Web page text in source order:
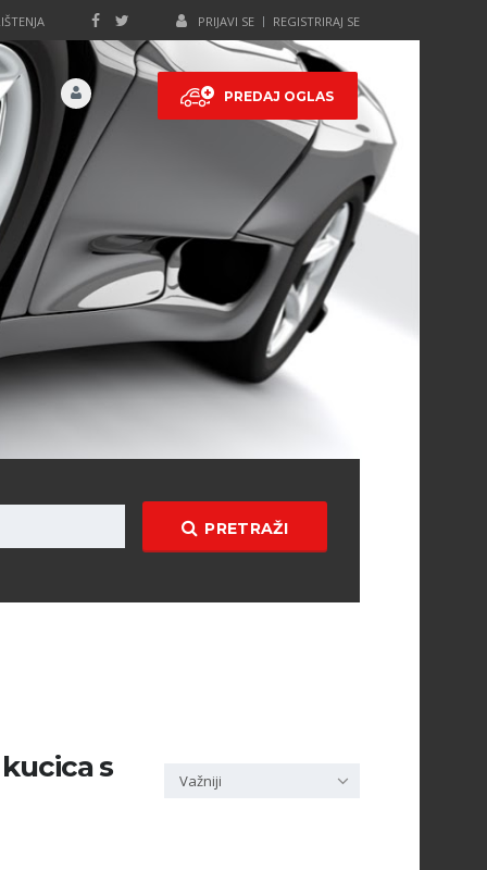
PRIJAVI SE REGISTRIRAJ SE
PREDAJ OGLAS
PRETRAŽI
s Važniji